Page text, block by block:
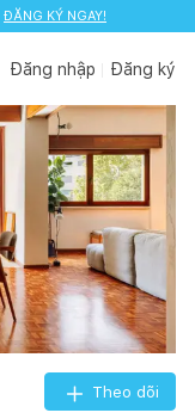
ĐĂNG KÝ NGAY!
Đăng nhập Đăng ký
Theo dõi